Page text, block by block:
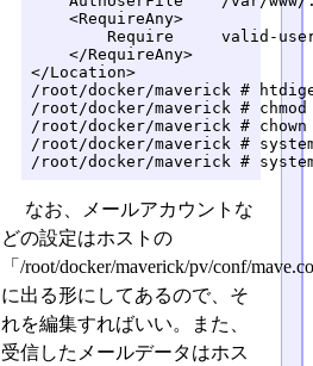
    <RequireAny>
Require     valid-
    </RequireAny>
</Location>
/root/docker/maverick #
/root/docker/maverick #
/root/docker/maverick #
/root/docker/maverick #
/root/docker/maverick #
なお、メールアカウントな
どの設定はホストの
「/root/docker/maverick/pv/conf/
に出る形にしてあるので、そ
れを編集すればいい。また、
受信したメールデータはホス